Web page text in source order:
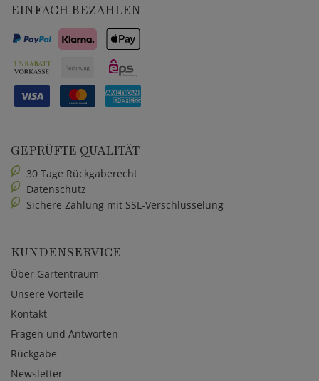
EINFACH BEZAHLEN
GEPRÜFTE QUALITÄT
30 Tage Rückgaberecht
Datenschutz
Sichere Zahlung mit SSL-Verschlüsselung
KUNDENSERVICE
Über Gartentraum
Unsere Vorteile
Kontakt
Fragen und Antworten
Rückgabe
Newsletter